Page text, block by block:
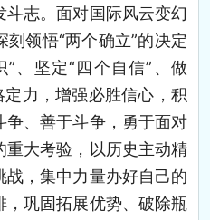
志。面对国际风云变幻
领悟“两个确立”的决定
、坚定“四个自信”、做
定力，增强必胜信心，积
、善于斗争，勇于面对
重大考验，以历史主动精
，集中力量办好自己的
巩固拓展优势、破除瓶